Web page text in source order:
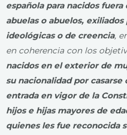
española para nacidos
abuelas o abuelos,
ideológicas o de creencia,
en coherencia con los
nacidos en el exterior de
su nacionalidad por
entrada en vigor de la
hijos e hijas mayores de
quienes les fue reconocida